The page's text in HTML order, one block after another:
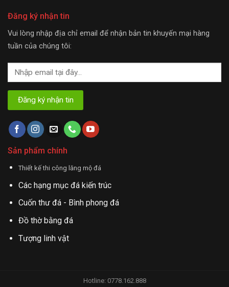
Đăng ký nhận tin
Vui lòng nhập địa chỉ email để nhận bản tin khuyến mại hàng
tuần của chúng tôi:
Sản phẩm chính
Thiết kế thi công lăng mộ đá
Các hạng mục đá kiến trúc
Cuốn thư đá - Bình phong đá
Đồ thờ bằng đá
Tượng linh vật
Hotline: 0778.162.888